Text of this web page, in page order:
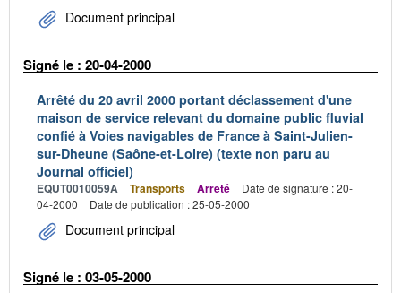
Document principal
Signé le : 20-04-2000
Arrêté du 20 avril 2000 portant déclassement d'une
maison de service relevant du domaine public fluvial
confié à Voies navigables de France à Saint-Julien-
sur-Dheune (Saône-et-Loire) (texte non paru au
Journal officiel)
EQUT0010059A Transports Arrêté
Date de signature : 20-
04-2000
Date de publication : 25-05-2000
Document principal
Signé le : 03-05-2000